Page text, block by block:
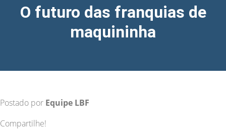
O futuro das franquias de
maquininha
Postado por Equipe LBF
Compartilhe!